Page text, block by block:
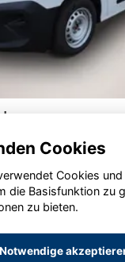
GmbH
Cookies
Cookies
die Basisfunktion zu
zu bieten.
Notwendige